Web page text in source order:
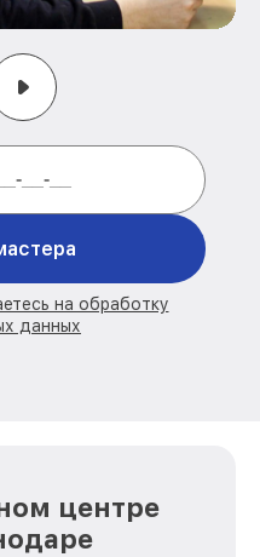
на обработку
данных
центре